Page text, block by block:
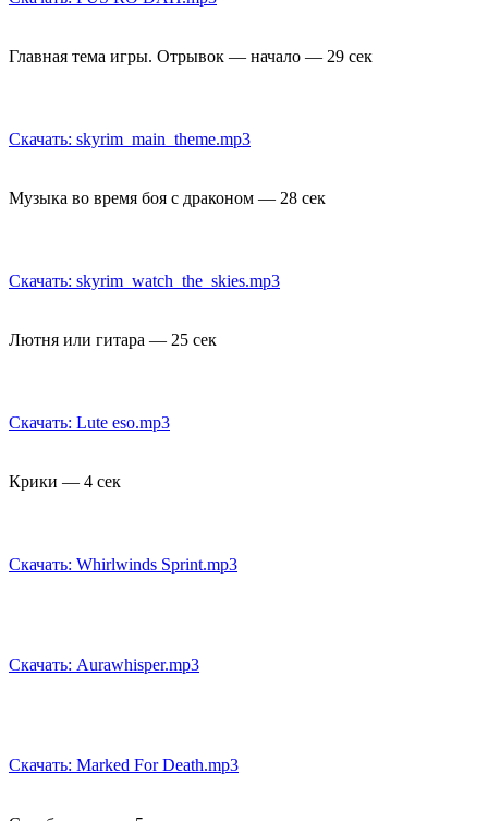
Главная тема игры. Отрывок — начало — 29 сек
Скачать: skyrim_main_theme.mp3
Музыка во время боя с драконом — 28 сек
Скачать: skyrim_watch_the_skies.mp3
Лютня или гитара — 25 сек
Скачать: Lute eso.mp3
Крики — 4 сек
Скачать: Whirlwinds Sprint.mp3
Скачать: Aurawhisper.mp3
Скачать: Marked For Death.mp3